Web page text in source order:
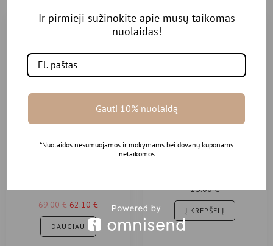
-10%
69.00€ 62.10 €
DAUGIAU
VITAE BROW Lamination Lotion
(Step 1) – Antakių laminavimo
25.00€
Į KREPŠELĮ
Ir pirmieji sužinokite apie mūsų taikomas
nuolaidas!
Gauti 10% nuolaidą
*Nuolaidos nesumuojamos ir mokymams bei dovanų kuponams
netaikomos